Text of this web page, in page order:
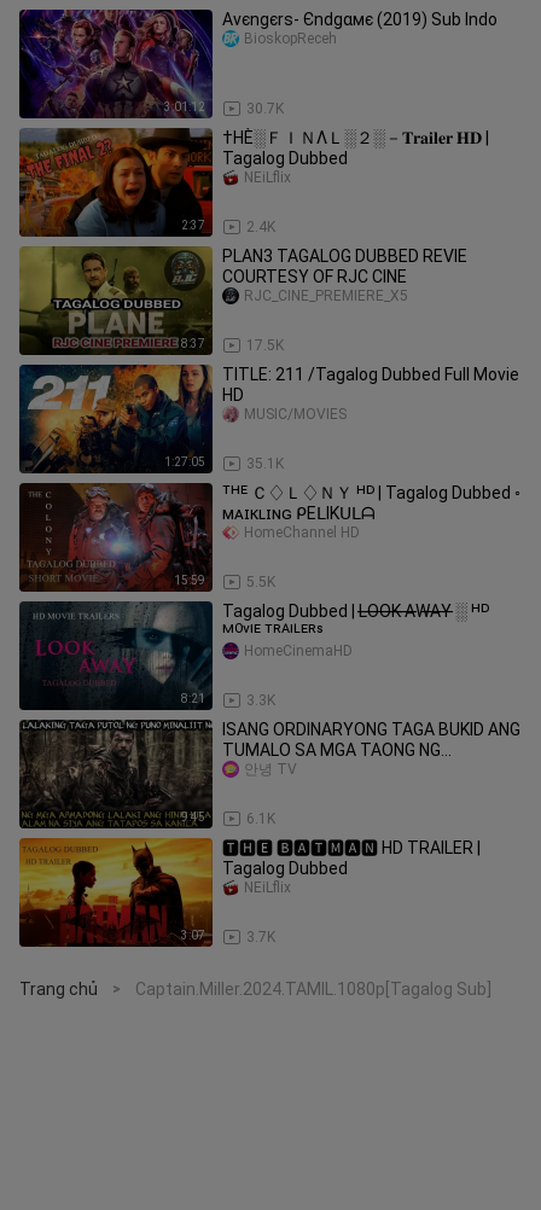
3:01:12
Αvєngєrѕ- Єndgαмє (2019) Sub Indo
30.7K
BioskopReceh
2:37
†HÈ░ＦＩＮΛＬ░２░－𝐓𝐫𝐚𝐢𝐥𝐞𝐫 𝐇𝐃 |
Tagalog Dubbed
2.4K
NEiLflix
8:37
PLAN3 TAGALOG DUBBED REVIE
COURTESY OF RJC CINE
17.5K
RJC_CINE_PREMIERE_X5
1:27:05
TITLE: 211 /Tagalog Dubbed Full Movie
HD
35.1K
MUSIC/MOVIES
15:59
ᵀᴴᴱ Ｃ♢Ｌ♢ＮＹ ᴴᴰ | Tagalog Dubbed ◦
ᴍᴀɪᴋʟɪɴɢ ᑭEᒪIKᑌᒪᗩ
5.5K
HomeChannel HD
8:21
Tagalog Dubbed | L̶O̶O̶K̶ ̶A̶W̶A̶Y̶ ░ ᴴᴰ
ᴹᴼⱽᴵᴱ ᵀᴿᴬᴵᴸᴱᴿˢ
3.3K
HomeCinemaHD
9:45
ISANG ORDINARYONG TAGA BUKID ANG
TUMALO SA MGA TAONG NG
HIHIMASOK SA GUBAT
6.1K
안녕 TV
3:07
🆃🅷🅴 🅱🅰🆃🅼🅰🅽 HD TRAILER |
Tagalog Dubbed
3.7K
NEiLflix
Trang chủ > Captain.Miller.2024.TAMIL.1080p[Tagalog Sub]